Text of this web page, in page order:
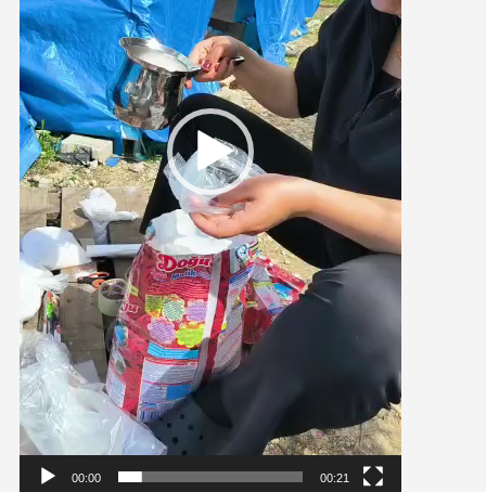
00:00 00:21